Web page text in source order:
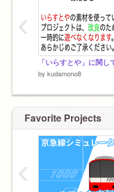
by kudamono8
‹
Favorite Projects
‹